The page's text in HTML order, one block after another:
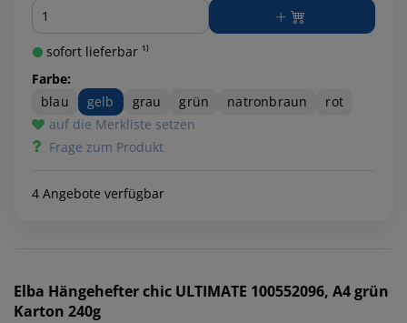
Menge
sofort lieferbar ¹⁾
Farbe:
blau
gelb grau grün natronbraun
rot
auf die Merkliste setzen
Frage zum Produkt
4 Angebote verfügbar
Elba Hängehefter chic ULTIMATE 100552096, A4 grün
Karton 240g